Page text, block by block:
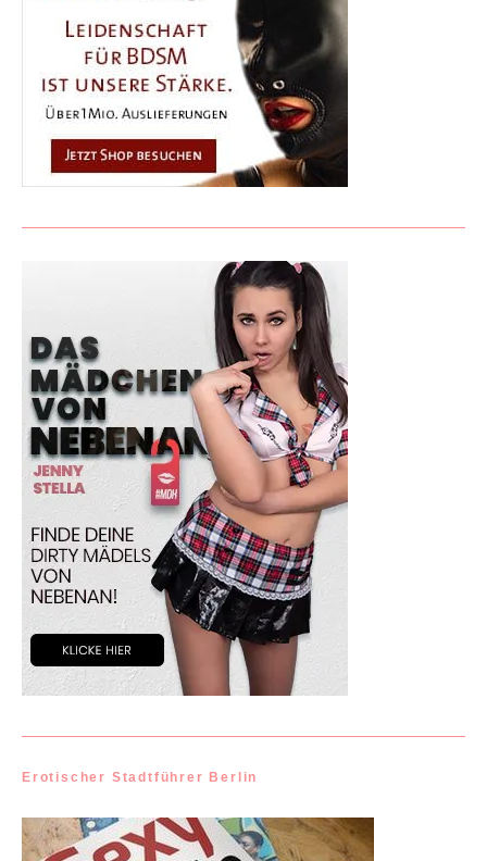
Erotischer Stadtführer Berlin